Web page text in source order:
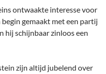
ontwaakte interesse voor
gemaakt met een partij
hij schijnbaar zinloos een
zijn altijd jubelend over